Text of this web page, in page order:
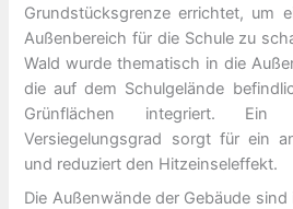
Grundstücksgrenze errichtet, um
Außenbereich für die Schule zu
Wald wurde thematisch in die
die auf dem Schulgelände
Grünflächen integriert. Ein
Versiegelungsgrad sorgt für ein
und reduziert den Hitzeinseleffekt.
Die Außenwände der Gebäude